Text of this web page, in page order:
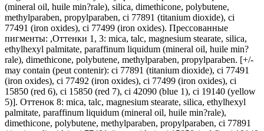
(mineral oil, huile min?rale), silica, dimethicone, polybutene,
methylparaben, propylparaben, ci 77891 (titanium dioxide), ci
77491 (iron oxides), ci 77499 (iron oxides). Прессованные
пигменты: ,Оттенки 1, 3: mica, talc, magnesium stearate, silica,
ethylhexyl palmitate, paraffinum liquidum (mineral oil, huile min?
rale), dimethicone, polybutene, methylparaben, propylparaben. [+/-
may contain (peut contenir): ci 77891 (titanium dioxide), ci 77491
(iron oxides), ci 77492 (iron oxides), ci 77499 (iron oxides), ci
15850 (red 6), ci 15850 (red 7), ci 42090 (blue 1), ci 19140 (yellow
5)]. Оттенок 8: mica, talc, magnesium stearate, silica, ethylhexyl
palmitate, paraffinum liquidum (mineral oil, huile min?rale),
dimethicone, polybutene, methylparaben, propylparaben, ci 77891